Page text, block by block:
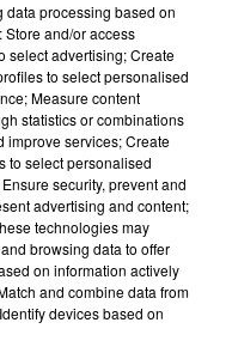
24/07/26
data processing based on
and/or access
select advertising; Create
to select personalised
Measure content
statistics or combinations
improve services; Create
to select personalised
security, prevent and
advertising and content;
technologies may
browsing data to offer
on information actively
and combine data from
devices based on